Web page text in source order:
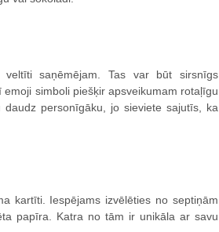
saņēmējam. Tas var būt sirsnīgs
simboli piešķir apsveikumam rotaļīgu
personīgāku, jo sieviete sajutīs, ka
kartīti. Iespējams izvēlēties no septiņām
papīra. Katra no tām ir unikāla ar savu